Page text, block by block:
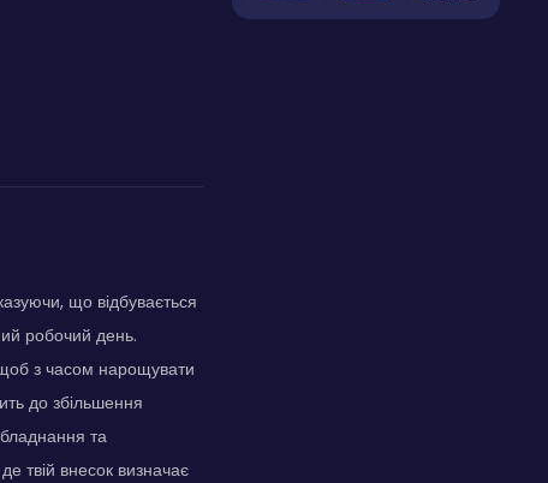
що відбувається
робочий день.
з часом нарощувати
до збільшення
та
твій внесок визначає